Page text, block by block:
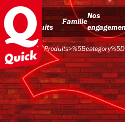
Nos
produits
Famille
Nos
Produits>%5Bcategory%5D